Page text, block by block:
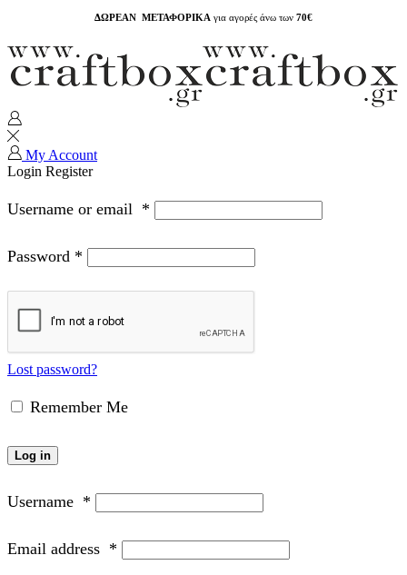
ΔΩΡΕΑΝ ΜΕΤΑΦΟΡΙΚΑ για αγορές άνω των 70€
My Account
Login Register
Username or email *
Password *
Lost password?
Remember Me
Log in
Username *
Email address *